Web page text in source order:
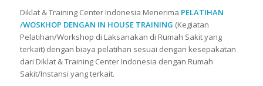
Diklat & Training Center Indonesia Menerima PELATIHAN
/WOSKHOP DENGAN IN HOUSE TRAINING (Kegiatan
Pelatihan/Workshop di Laksanakan di Rumah Sakit yang
terkait) dengan biaya pelatihan sesuai dengan kesepakatan
dari Diklat & Training Center Indonesia dengan Rumah
Sakit/Instansi yang terkait.